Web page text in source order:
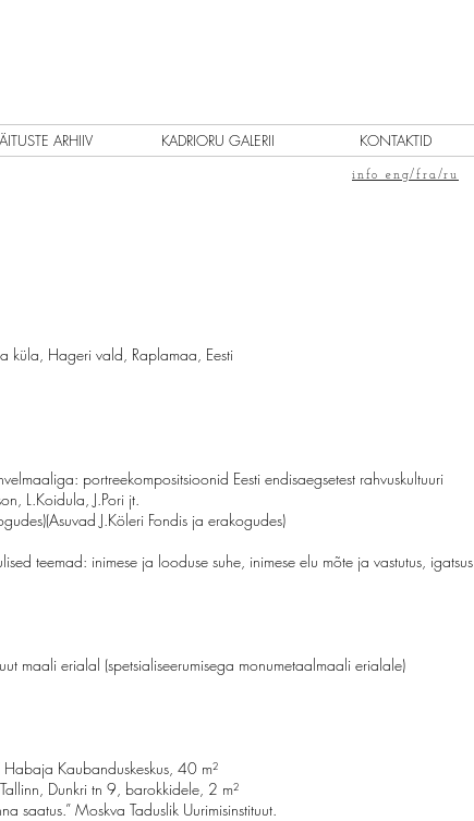
ARHIIV KADRIORU GALERII KONTAKTID
info eng/fra/ru
Hageri vald, Raplamaa, Eesti
portreekompositsioonid Eesti endisaegsetest rahvuskultuuri
L.Koidula, J.Pori jt.
J.Köleri Fondis ja erakogudes)
teemad: inimese ja looduse suhe, inimese elu mõte ja vastutus, igatsus
maali erialal (spetsialiseerumisega monumetaalmaali erialale)
Kaubanduskeskus, 40 m²
Dunkri tn 9, barokkidele, 2 m²
Moskva Taduslik Uurimisinstituut.